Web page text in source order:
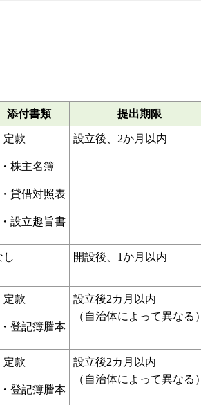
添付書類 提出期限
定款
・株主名簿
・貸借対照表
・設立趣旨書
設立後、2か月以内
し 開設後、1か月以内
定款
・登記簿謄本
設立後2カ月以内
（自治体によって異なる）
定款
・登記簿謄本
設立後2カ月以内
（自治体によって異なる）